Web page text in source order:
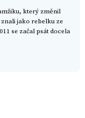
který změnil
jako rebelku ze
se začal psát docela